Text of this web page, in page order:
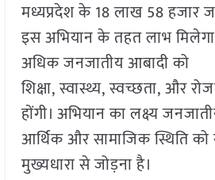
मध्यप्रदेश के 18 लाख 58 हजार
इस अभियान के तहत लाभ
अधिक जनजातीय आबादी को
शिक्षा, स्वास्थ्य, स्वच्छता, और
होंगी। अभियान का लक्ष्य
आर्थिक और सामाजिक स्थिति
मुख्यधारा से जोड़ना है।